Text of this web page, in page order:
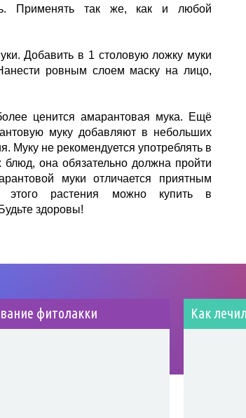
Применять так же, как и любой
Добавить в 1 столовую ложку муки
ровным слоем маску на лицо,
ценится амарантовая мука. Ещё
муку добавляют в небольших
Муку не рекомендуется употреблять в
она обязательно должна пройти
муки отличается приятным
этого растения можно купить в
здоровы!
фитолакки Как